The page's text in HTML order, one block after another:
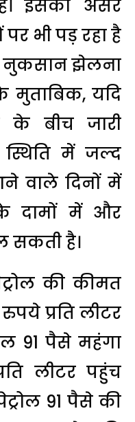
इसका असर
भी पड़ रहा है
नुकसान झेलना
मुताबिक, यदि
के बीच जारी
में जल्द
वाले दिनों में
दामों में और
सकती है।
की कीमत
प्रति लीटर
91 पैसे महंगा
लीटर पहुंच
91 पैसे की